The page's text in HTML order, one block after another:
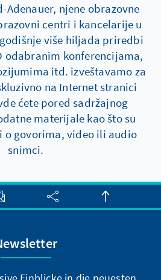
Adenauer, njene obrazovne
centri i kancelarije u
više hiljada priredbi
odabranim konferencijama,
itd. izveštavamo za
na Internet stranici
ćete pored sadržajnog
materijale kao što su
o govorima, video ili audio
snimci.